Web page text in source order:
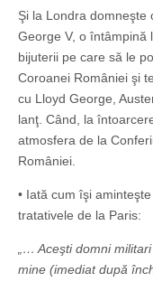
Şi la Londra domneşte
George V, o întâmpină
bijuterii pe care să le
Coroanei României şi
cu Lloyd George,
lanţ. Când, la
atmosfera de la
României.
• Iată cum îşi
tratativele de la Paris:
„… Aceşti domni
mine (imediat după